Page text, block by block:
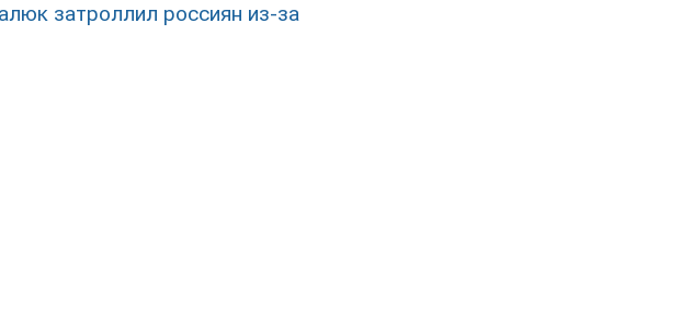
затроллил россиян из-за